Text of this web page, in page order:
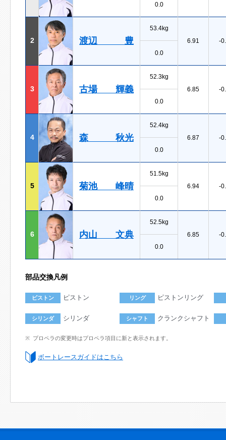
0.0
2 渡辺 豊
53.4kg
6.91
-
0.0
3 古場 輝義
52.3kg
6.85
-
0.0
4 森 秋光
52.4kg
6.87
-
0.0
5 菊池 峰晴
51.5kg
6.94
-
0.0
6 内山 文典
52.5kg
6.85
-
0.0
部品交換凡例
ピストン ピストン リング ピストンリング
シリンダ シリンダ シャフト クランクシャフト
プロペラの変更時はプロペラ項目に新と表示されます。
ボートレースガイドはこちら